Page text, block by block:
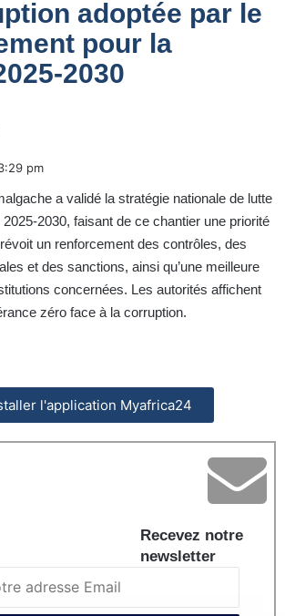
adoptée par le
pour la
2030
pm
a validé la stratégie nationale de lutte
2030, faisant de ce chantier une priorité
un renforcement des contrôles, des
et des sanctions, ainsi qu’une meilleure
concernées. Les autorités affichent
zéro face à la corruption.
l'application Myafrica24
Recevez notre
newsletter